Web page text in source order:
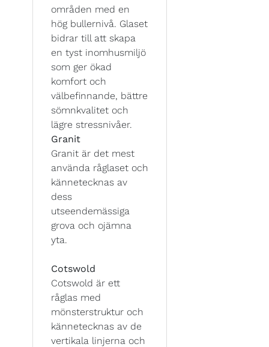
områden med en
hög bullernivå. Glaset
bidrar till att skapa
en tyst inomhusmiljö
som ger ökad
komfort och
välbefinnande, bättre
sömnkvalitet och
lägre stressnivåer.
Granit
Granit är det mest
använda råglaset och
kännetecknas av
dess
utseendemässiga
grova och ojämna
yta.
Cotswold
Cotswold är ett
råglas med
mönsterstruktur och
kännetecknas av de
vertikala linjerna och